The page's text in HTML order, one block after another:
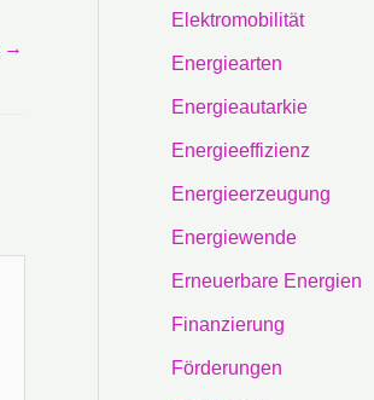
→
Elektromobilität
Energiearten
Energieautarkie
Energieeffizienz
Energieerzeugung
Energiewende
Erneuerbare Energien
Finanzierung
Förderungen